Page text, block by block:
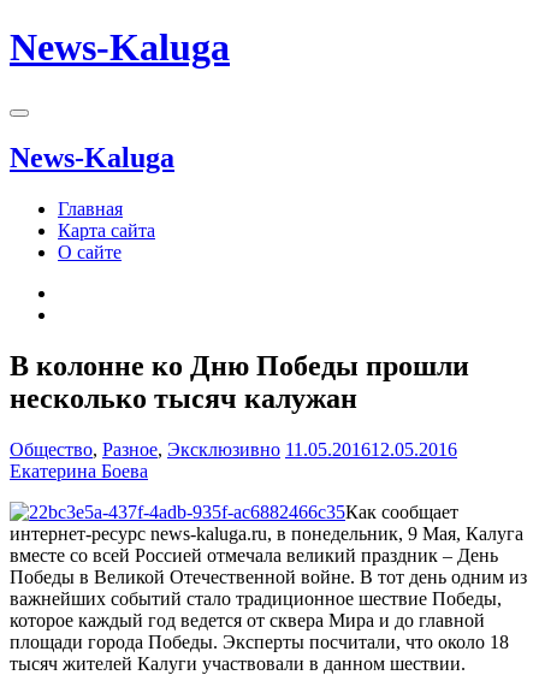
News-Kaluga
News-Kaluga
Главная
Карта сайта
О сайте
В колонне ко Дню Победы прошли
несколько тысяч калужан
Общество, Разное, Эксклюзивно 11.05.201612.05.2016
Екатерина Боева
Как сообщает
интернет-ресурс news-kaluga.ru, в понедельник, 9 Мая, Калуга
вместе со всей Россией отмечала великий праздник – День
Победы в Великой Отечественной войне. В тот день одним из
важнейших событий стало традиционное шествие Победы,
которое каждый год ведется от сквера Мира и до главной
площади города Победы. Эксперты посчитали, что около 18
тысяч жителей Калуги участвовали в данном шествии.